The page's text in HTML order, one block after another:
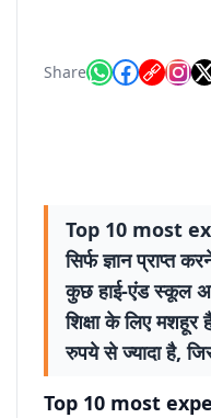
Share
Top 10 most
सिर्फ ज्ञान प्राप्त
कुछ हाई-एंड स्कूल
शिक्षा के लिए
रुपये से ज्यादा है,
Top 10 most